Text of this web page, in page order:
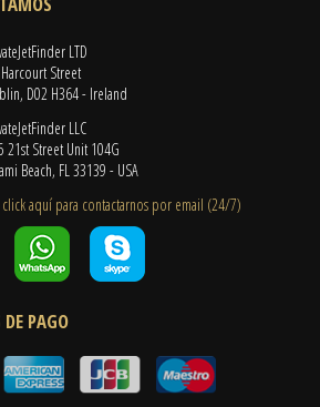
LTD
Street
D02 H364 - Ireland
LLC
21st Street Unit 104G
Beach, FL 33139 - USA
click aquí para contactarnos por email ​(24/7)
PAGO